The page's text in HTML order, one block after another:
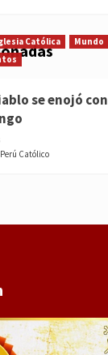
Católica
Mundo
se enojó con
Católico